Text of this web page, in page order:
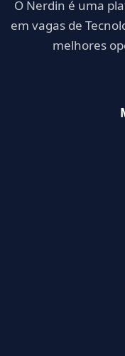
O Nerdin é uma
em vagas de
melhores